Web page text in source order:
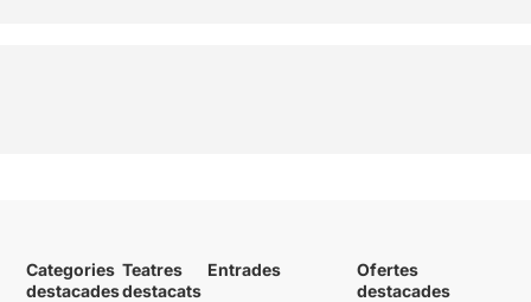
Categories
destacades
Teatres
destacats
Entrades
Ofertes
destacades